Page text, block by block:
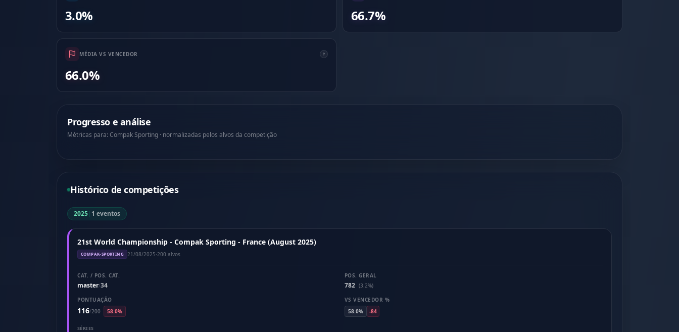
3.0% 66.7%
MÉDIA VS VENCEDOR
66.0%
Progresso e análise
Métricas para: Compak Sporting · normalizadas pelos alvos da competição
Histórico de competições
2025| 1 eventos
21st World Championship - Compak Sporting - France (August 2025)
COMPAK-SPORTING 21/08/2025·200 alvos
CAT. / POS. CAT.
master/34
POS. GERAL
782 (3.2%)
PONTUAÇÃO
116/200 58.0%
VS VENCEDOR %
58.0%
-84
SÉRIES